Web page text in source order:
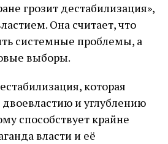
грозит дестабилизация»,
Она считает, что
системные проблемы, а
выборы.
которая
и углублению
способствует крайне
власти и её